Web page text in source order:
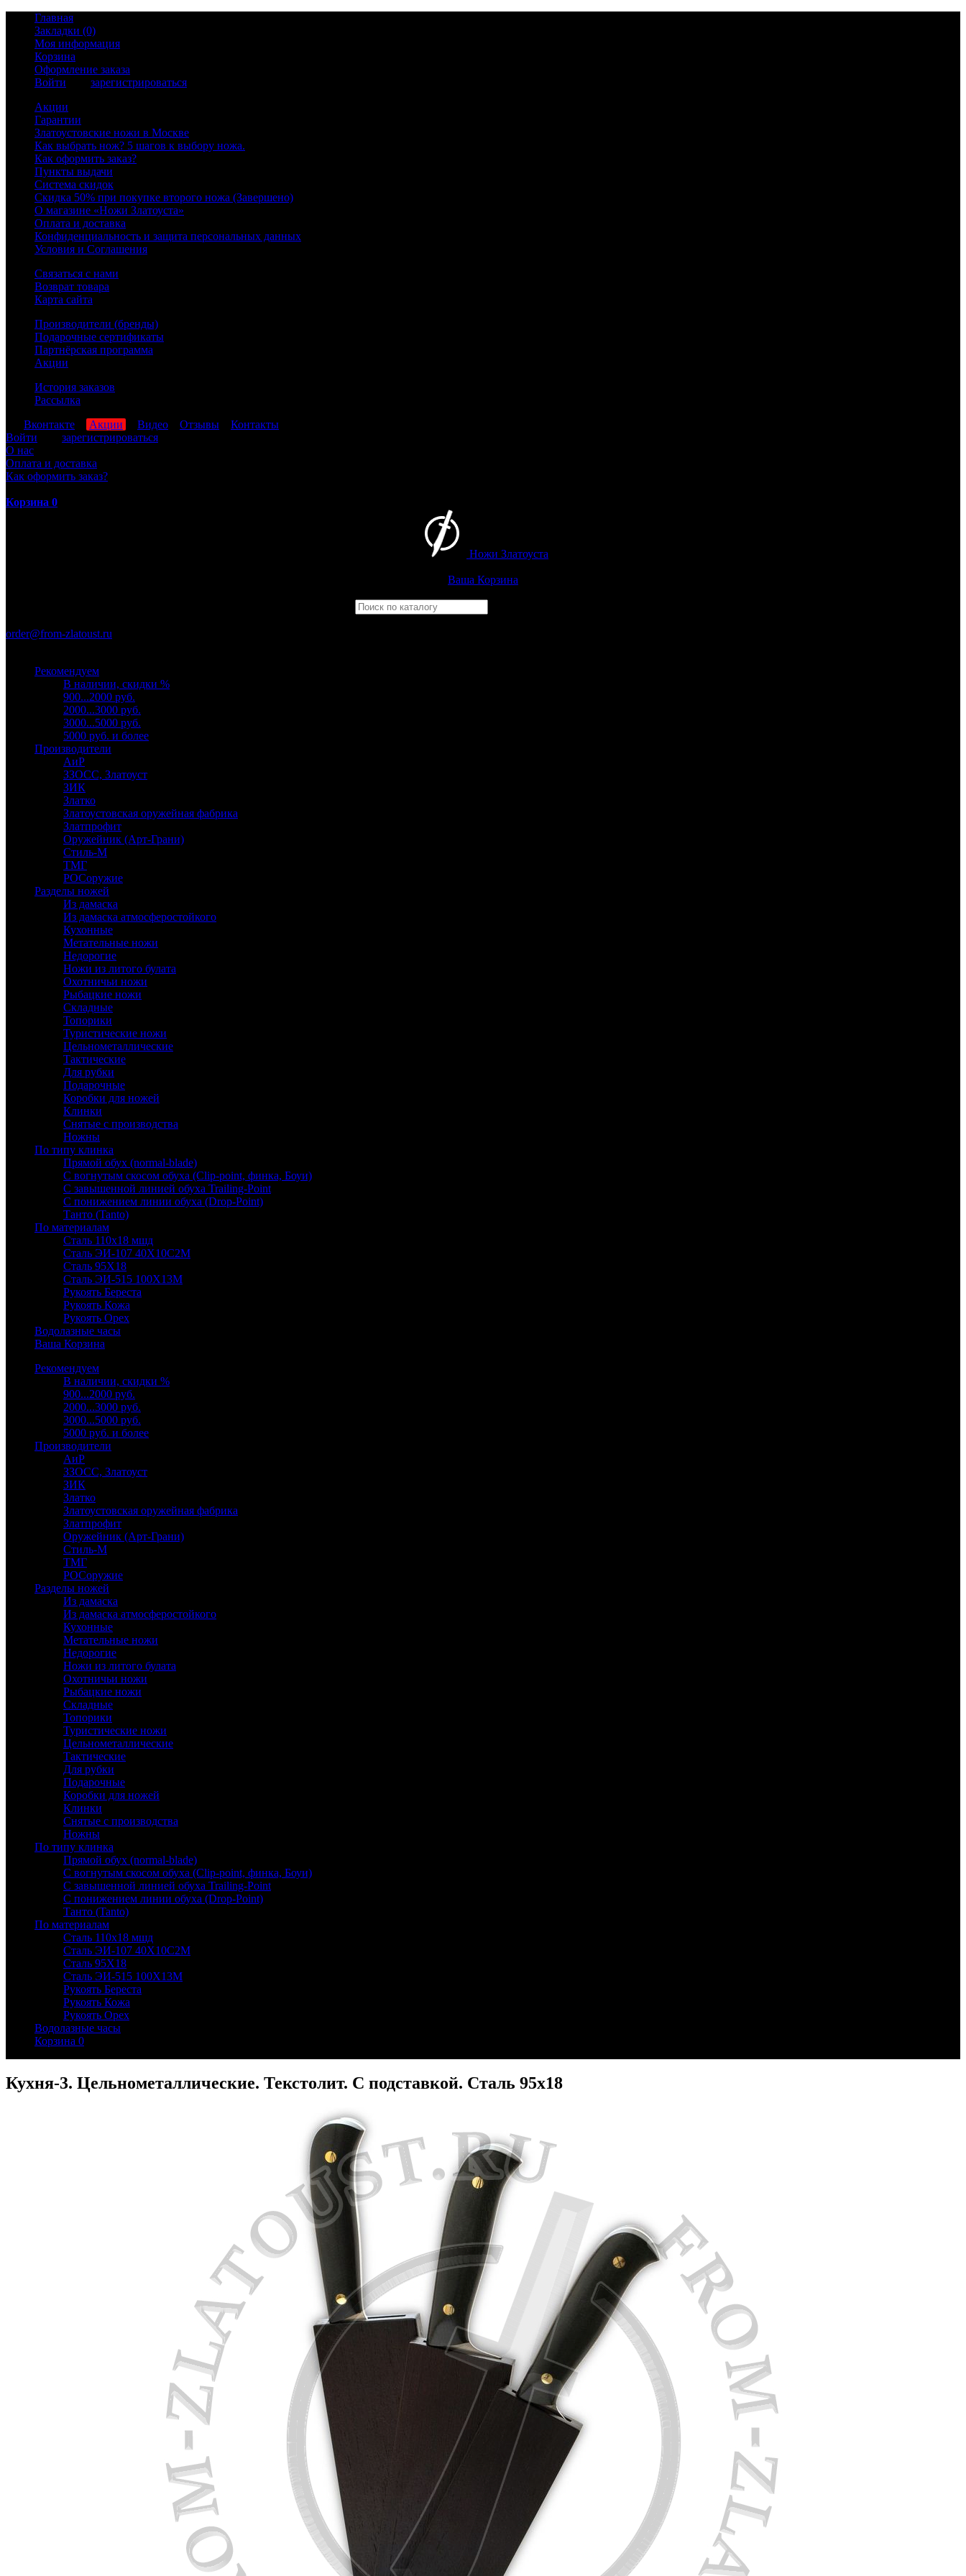
Главная
Закладки (0)
Моя информация
Корзина
Оформление заказа
Войти
зарегистрироваться
Акции
Гарантии
Златоустовские ножи в Москве
Как выбрать нож? 5 шагов к выбору ножа.
Как оформить заказ?
Пункты выдачи
Система скидок
Скидка 50% при покупке второго ножа (Завершено)
О магазине «Ножи Златоуста»
Оплата и доставка
Конфиденциальность и защита персональных данных
Условия и Соглашения
Связаться с нами
Возврат товара
Карта сайта
Производители (бренды)
Подарочные сертификаты
Партнёрская программа
Акции
История заказов
Рассылка
Вконтакте Акции Видео Отзывы
Контакты
Войти
зарегистрироваться
О нас
Оплата и доставка
Как оформить заказ?
Корзина 0
Ножи Златоуста
Ваша Корзина
order@from-zlatoust.ru
Рекомендуем
В наличии, скидки %
900...2000 руб.
2000...3000 руб.
3000...5000 руб.
5000 руб. и более
Производители
АиР
ЗЗОСС, Златоуст
ЗИК
Златко
Златоустовская оружейная фабрика
Златпрофит
Оружейник (Арт-Грани)
Стиль-М
ТМГ
РОСоружие
Разделы ножей
Из дамаска
Из дамаска атмосферостойкого
Кухонные
Метательные ножи
Недорогие
Ножи из литого булата
Охотничьи ножи
Рыбацкие ножи
Складные
Топорики
Туристические ножи
Цельнометаллические
Тактические
Для рубки
Подарочные
Коробки для ножей
Клинки
Снятые с производства
Ножны
По типу клинка
Прямой обух (normal-blade)
С вогнутым скосом обуха (Clip-point, финка, Боуи)
С завышенной линией обуха Trailing-Point
С понижением линии обуха (Drop-Point)
Танто (Tanto)
По материалам
Сталь 110х18 мшд
Сталь ЭИ-107 40Х10С2М
Сталь 95Х18
Сталь ЭИ-515 100Х13М
Рукоять Береста
Рукоять Кожа
Рукоять Орех
Водолазные часы
Ваша Корзина
Рекомендуем
В наличии, скидки %
900...2000 руб.
2000...3000 руб.
3000...5000 руб.
5000 руб. и более
Производители
АиР
ЗЗОСС, Златоуст
ЗИК
Златко
Златоустовская оружейная фабрика
Златпрофит
Оружейник (Арт-Грани)
Стиль-М
ТМГ
РОСоружие
Разделы ножей
Из дамаска
Из дамаска атмосферостойкого
Кухонные
Метательные ножи
Недорогие
Ножи из литого булата
Охотничьи ножи
Рыбацкие ножи
Складные
Топорики
Туристические ножи
Цельнометаллические
Тактические
Для рубки
Подарочные
Коробки для ножей
Клинки
Снятые с производства
Ножны
По типу клинка
Прямой обух (normal-blade)
С вогнутым скосом обуха (Clip-point, финка, Боуи)
С завышенной линией обуха Trailing-Point
С понижением линии обуха (Drop-Point)
Танто (Tanto)
По материалам
Сталь 110х18 мшд
Сталь ЭИ-107 40Х10С2М
Сталь 95Х18
Сталь ЭИ-515 100Х13М
Рукоять Береста
Рукоять Кожа
Рукоять Орех
Водолазные часы
Корзина 0
Кухня-3. Цельнометаллические. Текстолит. С подставкой. Сталь 95х18